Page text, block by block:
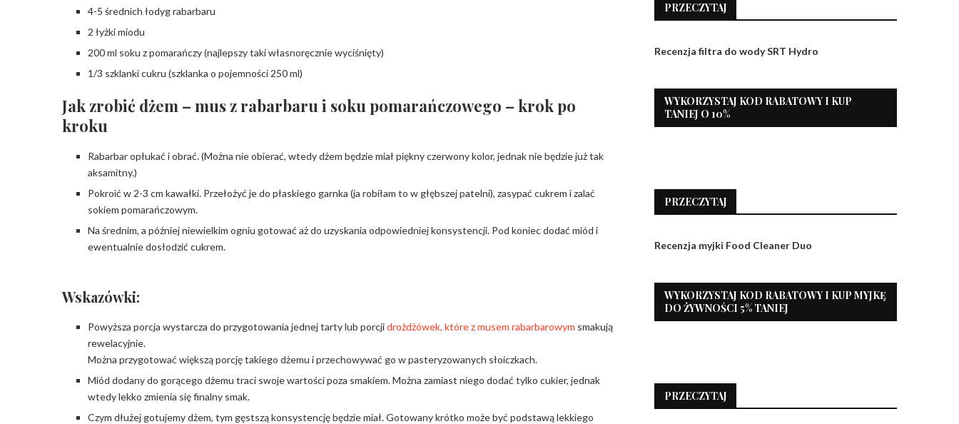
4-5 średnich łodyg rabarbaru
2 łyżki miodu
200 ml soku z pomarańczy (najlepszy taki własnoręcznie wyciśnięty)
1/3 szklanki cukru (szklanka o pojemności 250 ml)
Jak zrobić dżem – mus z rabarbaru i soku pomarańczowego – krok po
kroku
Rabarbar opłukać i obrać. (Można nie obierać, wtedy dżem będzie miał piękny czerwony kolor, jednak nie będzie już tak
aksamitny.)
Pokroić w 2-3 cm kawałki. Przełożyć je do płaskiego garnka (ja robiłam to w głębszej patelni), zasypać cukrem i zalać
sokiem pomarańczowym.
Na średnim, a później niewielkim ogniu gotować aż do uzyskania odpowiedniej konsystencji. Pod koniec dodać miód i
ewentualnie dosłodzić cukrem.
Wskazówki:
Powyższa porcja wystarcza do przygotowania jednej tarty lub porcjidrożdżówek, które z musem rabarbarowym smakują
rewelacyjnie.
Można przygotować większą porcję takiego dżemu i przechowywać go w pasteryzowanych słoiczkach.
Miód dodany do gorącego dżemu traci swoje wartości poza smakiem. Można zamiast niego dodać tylko cukier, jednak
wtedy lekko zmienia się finalny smak.
Czym dłużej gotujemy dżem, tym gęstszą konsystencję będzie miał. Gotowany krótko może być podstawą lekkiego
PRZECZYTAJ
Recenzja filtra do wody SRT Hydro
WYKORZYSTAJ KOD RABATOWY I KUP
TANIEJ O 10%
PRZECZYTAJ
Recenzja myjki Food Cleaner Duo
WYKORZYSTAJ KOD RABATOWY I KUP MYJKĘ
DO ŻYWNOŚCI 5% TANIEJ
PRZECZYTAJ